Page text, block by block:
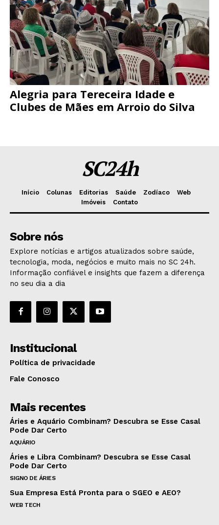
Alegria para Tereceira Idade e
Clubes de Mães em Arroio do Silva
SC24h
Início Colunas Editorias Saúde Zodíaco
Web
Imóveis
Contato
Sobre nós
Explore notícias e artigos atualizados sobre saúde,
tecnologia, moda, negócios e muito mais no SC 24h.
Informação confiável e insights que fazem a diferença
no seu dia a dia
Institucional
Política de privacidade
Fale Conosco
Mais recentes
Áries e Aquário Combinam? Descubra se Esse Casal
Pode Dar Certo
AQUÁRIO
Áries e Libra Combinam? Descubra se Esse Casal
Pode Dar Certo
SIGNO DE ÁRIES
Sua Empresa Está Pronta para o SGEO e AEO?
WEB TECH